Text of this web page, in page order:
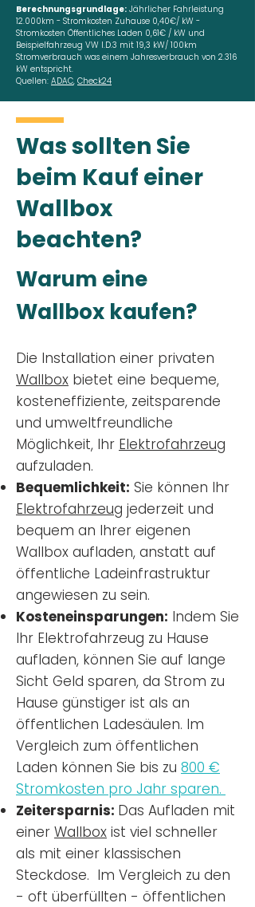
Berechnungsgrundlage: Jährlicher Fahrleistung
12.000km - Stromkosten Zuhause 0,40€/ kW -
Stromkosten Öffentliches Laden 0,61€ / kW und
Beispielfahrzeug VW I.D.3 mit 19,3 kW/ 100km
Stromverbrauch was einem Jahresverbrauch von 2.316
kW entspricht.
Quellen: ADAC, Check24
Was sollten Sie
beim Kauf einer
Wallbox
beachten?
Warum eine
Wallbox kaufen?
Die Installation einer privaten
Wallbox bietet eine bequeme,
kosteneffiziente, zeitsparende
und umweltfreundliche
Möglichkeit, Ihr Elektrofahrzeug
aufzuladen.
Bequemlichkeit: Sie können Ihr
Elektrofahrzeug jederzeit und
bequem an Ihrer eigenen
Wallbox aufladen, anstatt auf
öffentliche Ladeinfrastruktur
angewiesen zu sein.
Kosteneinsparungen: Indem Sie
Ihr Elektrofahrzeug zu Hause
aufladen, können Sie auf lange
Sicht Geld sparen, da Strom zu
Hause günstiger ist als an
öffentlichen Ladesäulen. Im
Vergleich zum öffentlichen
Laden können Sie bis zu 800 €
Stromkosten pro Jahr sparen.
Zeitersparnis: Das Aufladen mit
einer Wallbox ist viel schneller
als mit einer klassischen
Steckdose. Im Vergleich zu den
- oft überfüllten - öffentlichen